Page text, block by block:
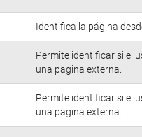
Identifica la página
Permite identificar si el
una pagina externa.
Permite identificar si el
una pagina externa.